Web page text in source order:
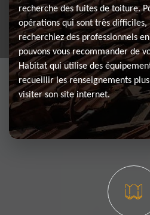
recherche des fuites de toiture.
opérations qui sont très difficiles,
recherchiez des professionnels
pouvons vous recommander de
Habitat qui utilise des
recueillir les renseignements
visiter son site internet.